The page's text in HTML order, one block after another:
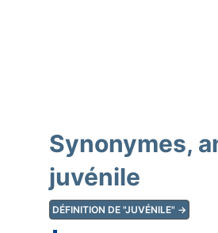
Synonymes,
juvénile
DÉFINITION DE "JUVÉNILE" →